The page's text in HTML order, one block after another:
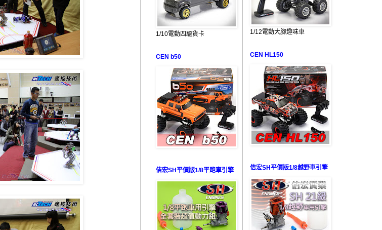
1/10電動四驅貨卡
CEN b50
佶宏SH平價版1/8平跑車引擎
1/12電動大腳趣味車
CEN HL150
佶宏SH平價版1/8越野車引擎